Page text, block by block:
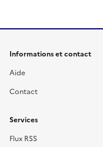
Informations et contact
Aide
Contact
Services
Flux RSS